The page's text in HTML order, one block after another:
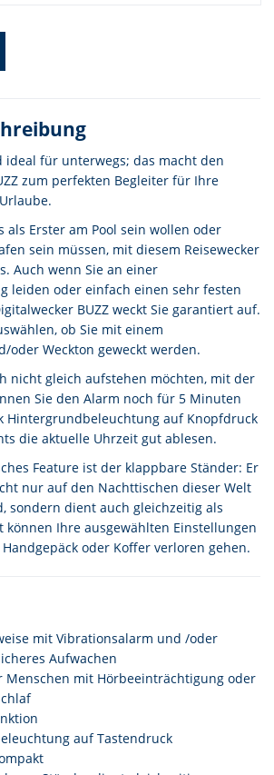
ideal für unterwegs; das macht den
zum perfekten Begleiter für Ihre
als Erster am Pool sein wollen oder
sein müssen, mit diesem Reisewecker
Auch wenn Sie an einer
leiden oder einfach einen sehr festen
BUZZ weckt Sie garantiert auf.
ob Sie mit einem
oder Weckton geweckt werden.
nicht gleich aufstehen möchten, mit der
Sie den Alarm noch für 5 Minuten
Hintergrundbeleuchtung auf Knopfdruck
die aktuelle Uhrzeit gut ablesen.
Feature ist der klappbare Ständer: Er
nur auf den Nachttischen dieser Welt
sondern dient auch gleichzeitig als
können Ihre ausgewählten Einstellungen
oder Koffer verloren gehen.
mit Vibrationsalarm und /oder
Aufwachen
Menschen mit Hörbeeinträchtigung oder
auf Tastendruck